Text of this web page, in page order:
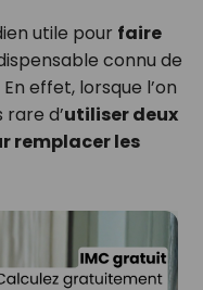
utile pour faire
connu de
effet, lorsque l’on
rare d’utiliser deux
remplacer les